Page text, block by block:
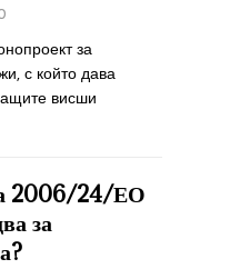
за
с който дава
висши
2006/24/ЕО
за